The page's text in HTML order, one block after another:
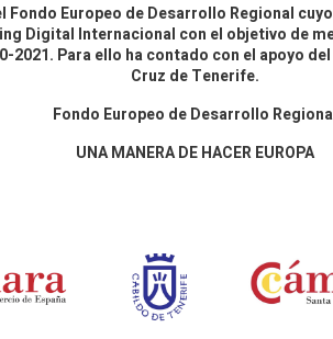
Fondo Europeo de Desarrollo Regional
Digital Internacional con el objetivo de
Para ello ha contado con el apoyo
Cruz de Tenerife.
Fondo Europeo de Desarrollo
UNA MANERA DE HACER EUROPA